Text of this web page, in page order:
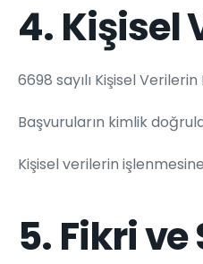
4. Kişisel
6698 sayılı Kişisel
Başvuruların kimlik
Kişisel verilerin
5. Fikri